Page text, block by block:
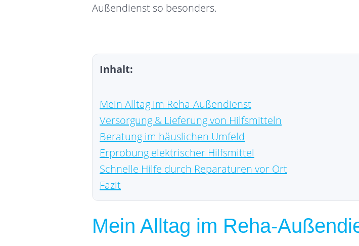
Außendienst so besonders.
Inhalt:
Mein Alltag im Reha-Außendienst
Versorgung & Lieferung von Hilfsmitteln
Beratung im häuslichen Umfeld
Erprobung elektrischer Hilfsmittel
Schnelle Hilfe durch Reparaturen vor Ort
Fazit
Mein Alltag im Reha-